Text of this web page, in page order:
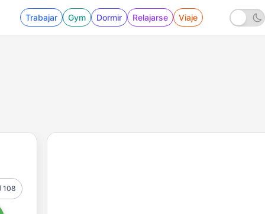
Trabajar Gym Dormir Relajarse Viaje
108